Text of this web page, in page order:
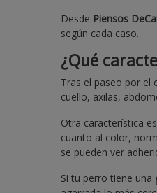
Desde Piensos
según cada caso.
¿Qué
Tras el paseo por el
cuello, axilas,
Otra característica
cuanto al color,
se pueden ver
Si tu perro tiene una